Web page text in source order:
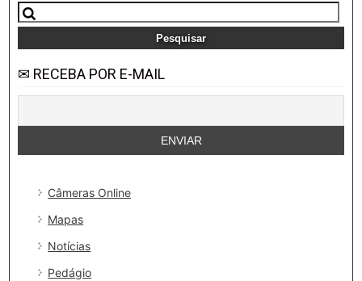
Pesquisar
por:
✉ RECEBA POR E-MAIL
Câmeras Online
Mapas
Notícias
Pedágio